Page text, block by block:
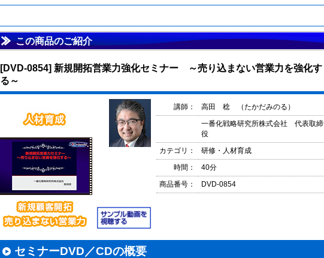
この商品のご紹介
[DVD-0854] 新規開拓営業力強化セミナー ～売り込まない営業力を強化す
る～
講師：
高田 稔 （たかだみのる）
一番化戦略研究所株式会社 代表取締
役
カテゴリ：
研修・人材育成
時間：
40分
商品番号：
DVD-0854
セミナーDVD／CDの概要